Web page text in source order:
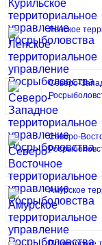
Ленское
Северо-
Северо-
Амурское